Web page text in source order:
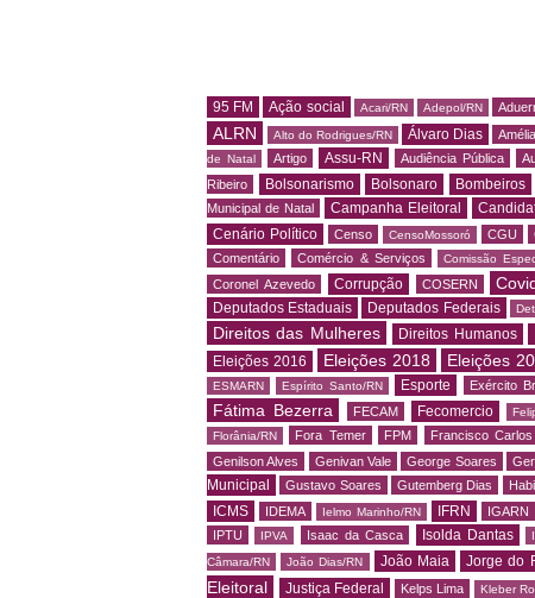
95 FM Ação social Acari/RN Adepol/RN
ALRN
Alto do Rodrigues/RN Álvaro Dias
de Natal
Artigo Assu-RN Audiência Pública
Ribeiro
Bolsonarismo Bolsonaro Bombeiros
Municipal de Natal
Campanha Eleitoral
Cenário Político Censo CensoMossoró CGU
Comentário Comércio & Serviços Comissão
Coronel Azevedo Corrupção COSERN
Deputados Estaduais Deputados Federais
Direitos das Mulheres Direitos Humanos
Eleições 2016 Eleições 2018 Eleições
ESMARN Espírito Santo/RN Esporte Exército
Fátima Bezerra FECAM Fecomercio
Florânia/RN Fora Temer FPM Francisco Carlos
Genilson Alves Genivan Vale George Soares
Municipal
Gustavo Soares Gutemberg Dias
ICMS IDEMA Ielmo Marinho/RN IFRN IGARN
IPTU IPVA Isaac da Casca Isolda Dantas
Câmara/RN
João Dias/RN João Maia Jorge do
Eleitoral
Justiça Federal Kelps Lima Kleber